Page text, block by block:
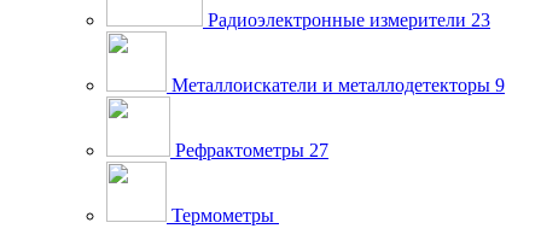
Радиоэлектронные измерители 23
Металлоискатели и металлодетекторы 9
Рефрактометры 27
Термометры